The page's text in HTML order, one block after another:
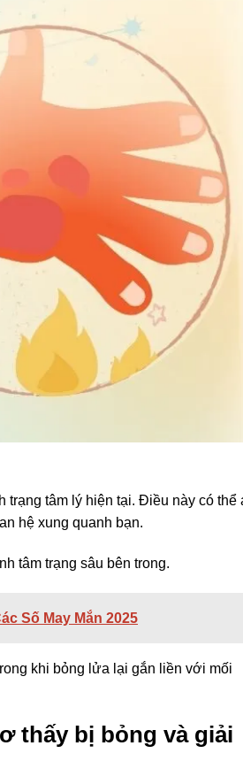
trạng tâm lý hiện tại. Điều này có thể
hệ xung quanh bạn.
tâm trạng sâu bên trong.
Số May Mắn 2025
khi bỏng lửa lại gắn liền với mối
thấy bị bỏng và giải